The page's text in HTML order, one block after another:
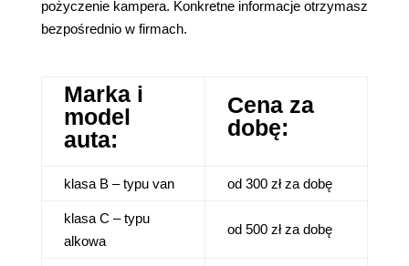
pożyczenie kampera. Konkretne informacje otrzymasz
bezpośrednio w firmach.
Marka i
model
auta:
Cena za
dobę:
klasa B – typu van od 300 zł za dobę
klasa C – typu
alkowa
od 500 zł za dobę